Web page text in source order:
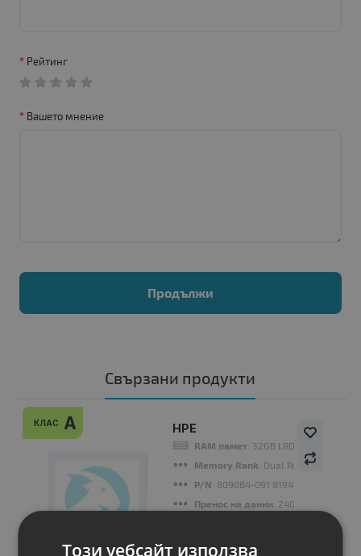
Рейтинг
Вашето мнение
Продължи
Свързани продукти
КЛАС A HPE
RAM памет: 32GB LRDIMM DDR4
Memory Rank: Dual Rank
P/N: 809084-091 819414-001
Пренос на данни: 2400MT/s
Този уебсайт използва